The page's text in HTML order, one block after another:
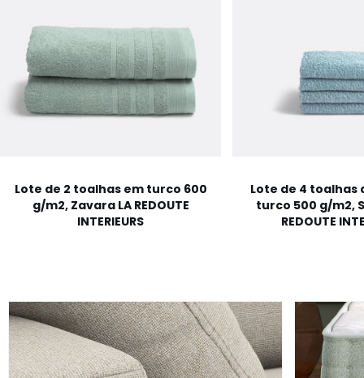
Lote de 2 toalhas em turco 600
g/m2, Zavara LA REDOUTE
INTERIEURS
Lote de 4 toalhas
turco 500 g/m2,
REDOUTE